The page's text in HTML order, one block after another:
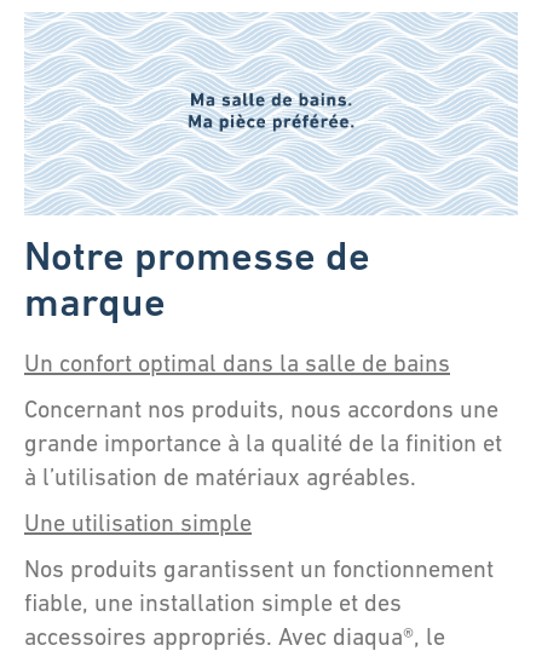
Notre promesse de
marque
Un confort optimal dans la salle de bains
Concernant nos produits, nous accordons une
grande importance à la qualité de la finition et
à l’utilisation de matériaux agréables.
Une utilisation simple
Nos produits garantissent un fonctionnement
fiable, une installation simple et des
accessoires appropriés. Avec diaqua®, le